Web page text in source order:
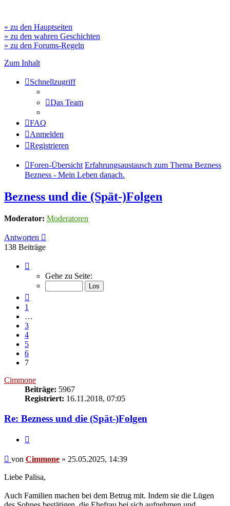
» zu den Hauptseiten
» zu den wahren Geschichten
» zu den Forums-Regeln
Zum Inhalt
Schnellzugriff
Das Team
FAQ
Anmelden
Registrieren
Foren-Übersicht Erfahrungsaustausch zum Thema Bezness
Bezness - Mein Leben danach.
Bezness und die (Spät-)Folgen
Moderator: Moderatoren
Antworten
138 Beiträge
von
Gehe zu Seite:
1
…
3
4
5
6
7
Cimmone
Beiträge: 5967
Registriert: 16.11.2018, 07:05
Re: Bezness und die (Spät-)Folgen
Beitrag
von Cimmone » 25.05.2025, 14:39
Liebe Palisa,
Auch Familien machen bei dem Betrug mit. Indem sie die Lügen